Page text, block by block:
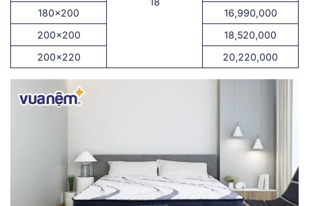
180×200
16,990,000
200×200
18,520,000
200×220
20,220,000